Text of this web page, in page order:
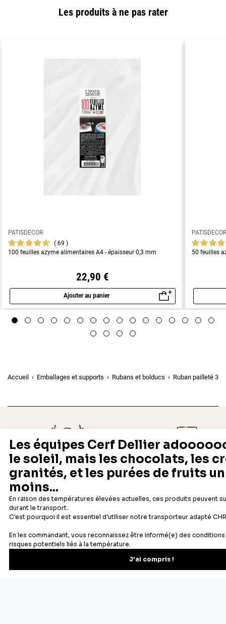
Les produits à ne pas rater
PATISDECOR
69
100 feuilles azyme alimentaires A4 - épaisseur 0,3 mm
22,90 €
Ajouter au panier
Aperçu rapide
50 feuilles
Accueil Emballages et supports Rubans et bolducs Ruban pailleté 38
Depuis 1932
Fabricant français reconnu
Livraison rapide 24/48h
Offerte dès 69 € en point
Newsletter
Recevez les recettes, astuces et offres spéciales.